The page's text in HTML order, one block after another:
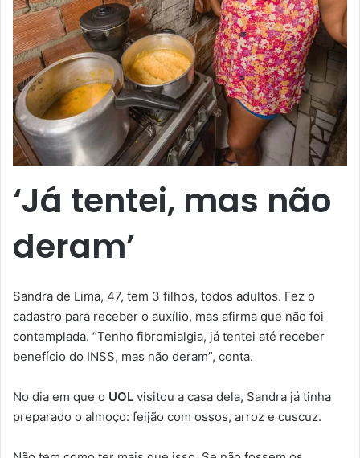
‘Já tentei, mas não
deram’
Sandra de Lima, 47, tem 3 filhos, todos adultos. Fez o
cadastro para receber o auxílio, mas afirma que não foi
contemplada. “Tenho fibromialgia, já tentei até receber
benefício do INSS, mas não deram”, conta.
No dia em que o UOL visitou a casa dela, Sandra já tinha
preparado o almoço: feijão com ossos, arroz e cuscuz.